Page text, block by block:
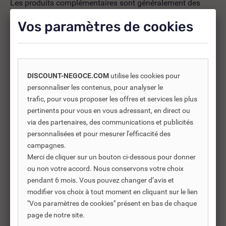
Les produits complémentaires sont généralement des
produits connexes ou associés. Ils vous permettent soit
d’améliorer l’utilisation soit répondre à des besoins
supplémentaires.
-35%
REF DNC :
Vos paramètres de cookies
DISCOUNT-NEGOCE.COM utilise les cookies pour
personnaliser les contenus, pour analyser le
trafic, pour vous proposer les offres et services les plus
pertinents pour vous en vous adressant, en direct ou
via des partenaires, des communications et publicités
personnalisées et pour mesurer l'efficacité des
campagnes.
Merci de cliquer sur un bouton ci-dessous pour donner
ou non votre accord. Nous conservons votre choix
pendant 6 mois. Vous pouvez changer d’avis et
modifier vos choix à tout moment en cliquant sur le lien
"Vos paramètres de cookies" présent en bas de chaque
page de notre site.